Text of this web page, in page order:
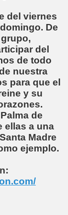
del viernes
De
del
de todo
nuestra
para que el
y su
de
ellas a una
Madre
ejemplo.